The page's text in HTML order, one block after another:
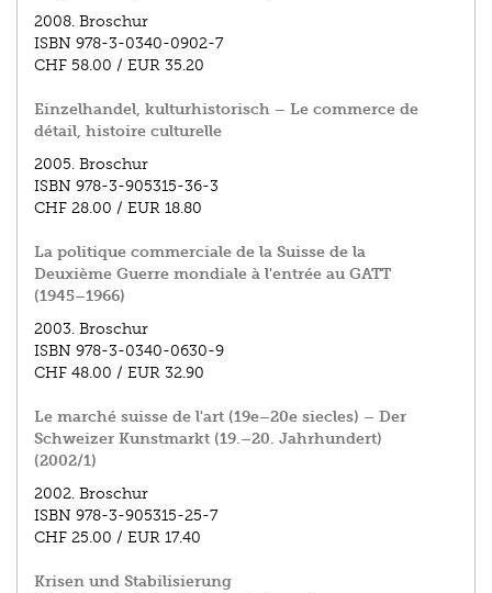
2008. Broschur
ISBN 978-3-0340-0902-7
CHF 58.00 / EUR 35.20
Einzelhandel, kulturhistorisch – Le commerce de
détail, histoire culturelle
2005. Broschur
ISBN 978-3-905315-36-3
CHF 28.00 / EUR 18.80
La politique commerciale de la Suisse de la
Deuxième Guerre mondiale à l'entrée au GATT
(1945–1966)
2003. Broschur
ISBN 978-3-0340-0630-9
CHF 48.00 / EUR 32.90
Le marché suisse de l'art (19e–20e siecles) – Der
Schweizer Kunstmarkt (19.–20. Jahrhundert)
(2002/1)
2002. Broschur
ISBN 978-3-905315-25-7
CHF 25.00 / EUR 17.40
Krisen und Stabilisierung